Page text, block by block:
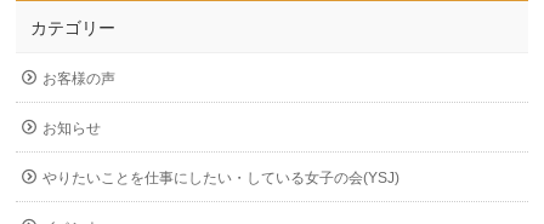
カテゴリー
お客様の声
お知らせ
やりたいことを仕事にしたい・している女子の会(YSJ)